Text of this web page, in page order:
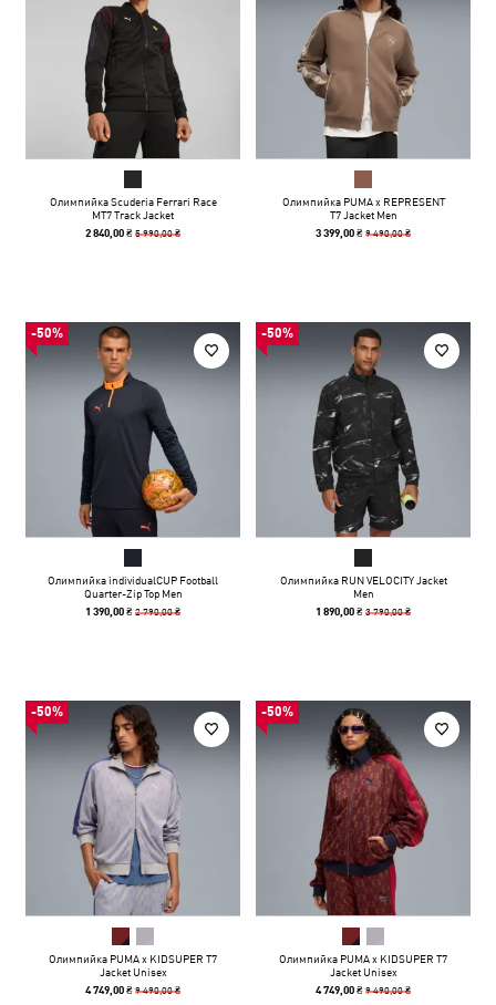
Олимпийка Scuderia Ferrari Race
MT7 Track Jacket
2 840,00 ₴5 990,00 ₴
Олимпийка PUMA x REPRESENT
T7 Jacket Men
3 399,00 ₴9 490,00 ₴
-50%
Олимпийка individualCUP Football
Quarter-Zip Top Men
1 390,00 ₴2 790,00 ₴
-50%
Олимпийка RUN VELOCITY Jacket
Men
1 890,00 ₴3 790,00 ₴
-50%
Олимпийка PUMA x KIDSUPER T7
Jacket Unisex
4 749,00 ₴9 490,00 ₴
-50%
Олимпийка PUMA x KIDSUPER T7
Jacket Unisex
4 749,00 ₴9 490,00 ₴